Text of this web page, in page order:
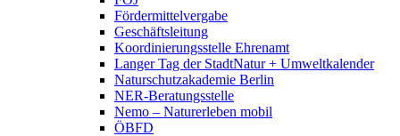
Fördermittelvergabe
Geschäftsleitung
Koordinierungsstelle Ehrenamt
Langer Tag der StadtNatur + Umweltkalender
Naturschutzakademie Berlin
NER-Beratungsstelle
Nemo – Naturerleben mobil
ÖBFD